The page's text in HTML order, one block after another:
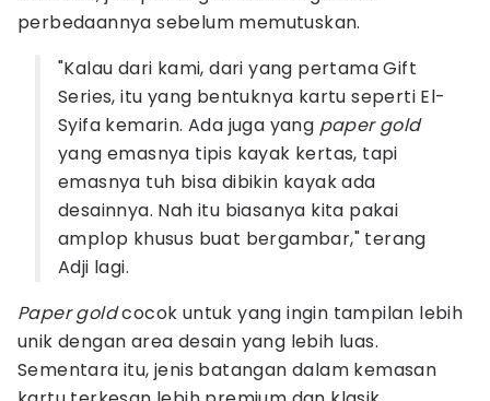
perbedaannya sebelum memutuskan.
"Kalau dari kami, dari yang pertama Gift
Series, itu yang bentuknya kartu seperti El-
Syifa kemarin. Ada juga yang paper gold
yang emasnya tipis kayak kertas, tapi
emasnya tuh bisa dibikin kayak ada
desainnya. Nah itu biasanya kita pakai
amplop khusus buat bergambar," terang
Adji lagi.
Paper goldcocok untuk yang ingin tampilan lebih
unik dengan area desain yang lebih luas.
Sementara itu, jenis batangan dalam kemasan